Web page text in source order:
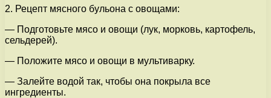
2. Рецепт мясного бульона с овощами:
— Подготовьте мясо и овощи (лук, морковь, картофель,
сельдерей).
— Положите мясо и овощи в мультиварку.
— Залейте водой так, чтобы она покрыла все
ингредиенты.